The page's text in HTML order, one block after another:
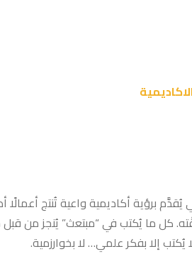
برؤية أكاديمية واعية تُنتج
كل ما يُكتب في “مبتعث” يُنجز من
إلا بفكر علمي… لا بخوارزمية.